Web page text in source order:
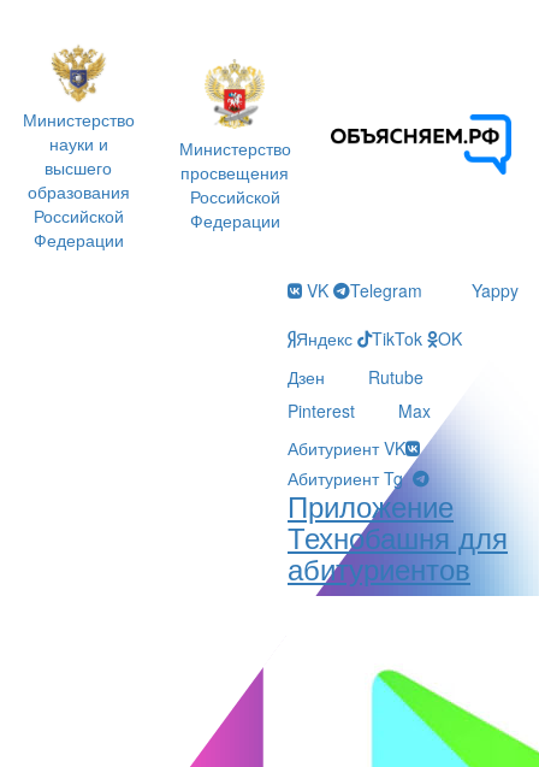
Министерство
науки и
высшего
образования
Российской
Федерации
Министерство
просвещения
Российской
Федерации
VK Telegram
Yappy
Яндекс
TikTok
OK
Дзен
Rutube
Pinterest
Max
Абитуриент VK
Абитуриент Tg
Приложение
Технобашня для
абитуриентов